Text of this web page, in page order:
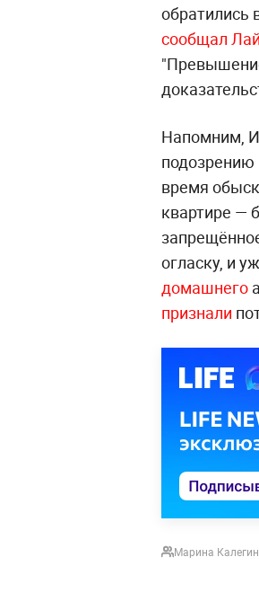
обратились
сообщал
Напомним,
подозрению
время
квартире —
огласку, и
домашнего
признали
Марина